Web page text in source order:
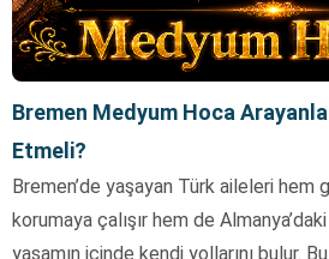
Bremen Medyum Hoca
Etmeli?
Bremen’de yaşayan Türk aileleri
korumaya çalışır hem de
yaşamın içinde kendi yollarını bulur.